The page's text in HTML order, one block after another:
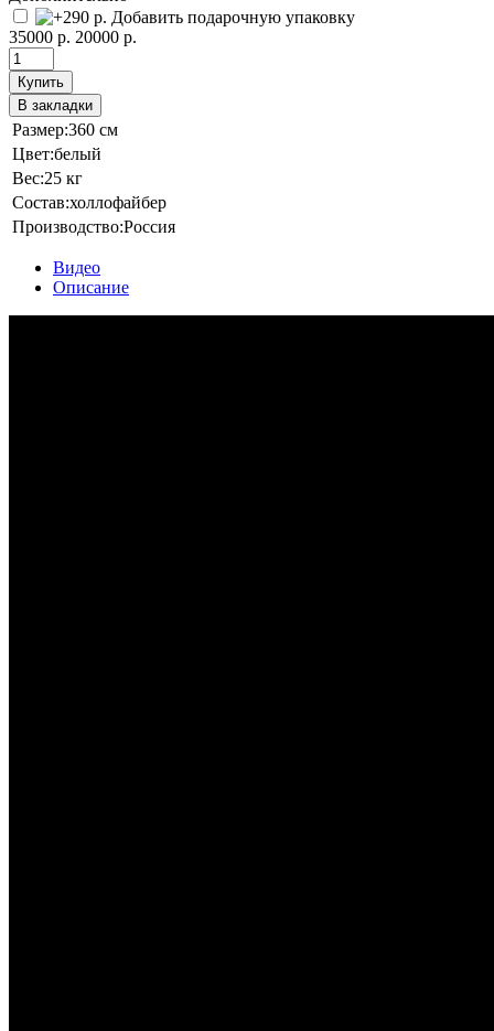
Добавить подарочную упаковку
35000 р. 20000 р.
Купить
В закладки
Размер:360 см
Цвет:белый
Вес:25 кг
Состав:холлофайбер
Производство:Россия
Видео
Описание